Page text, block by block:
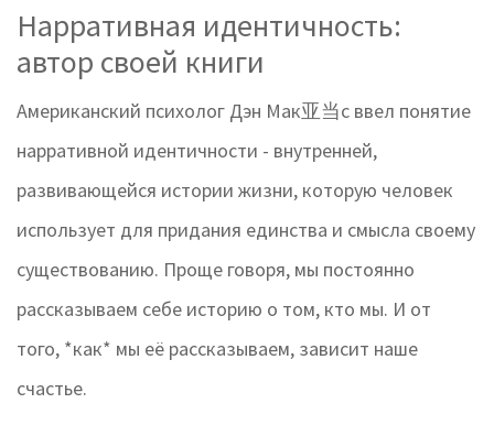
Нарративная идентичность:
автор своей книги
Американский психолог Дэн Мак亚当с ввел понятие
нарративной идентичности - внутренней,
развивающейся истории жизни, которую человек
использует для придания единства и смысла своему
существованию. Проще говоря, мы постоянно
рассказываем себе историю о том, кто мы. И от
того, *как* мы её рассказываем, зависит наше
счастье.